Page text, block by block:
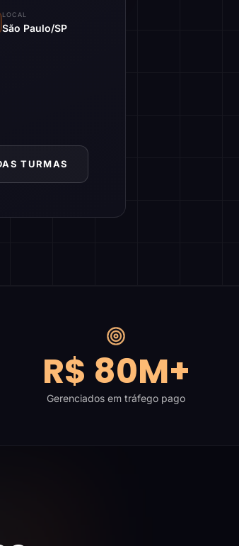
LOCAL
São Paulo/SP
TURMAS
R$ 80M+
Gerenciados em tráfego pago